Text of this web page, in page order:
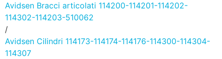
Avidsen Bracci articolati 114200-114201-114202-
114302-114203-510062
/
Avidsen Cilindri 114173-114174-114176-114300-114304-
114307